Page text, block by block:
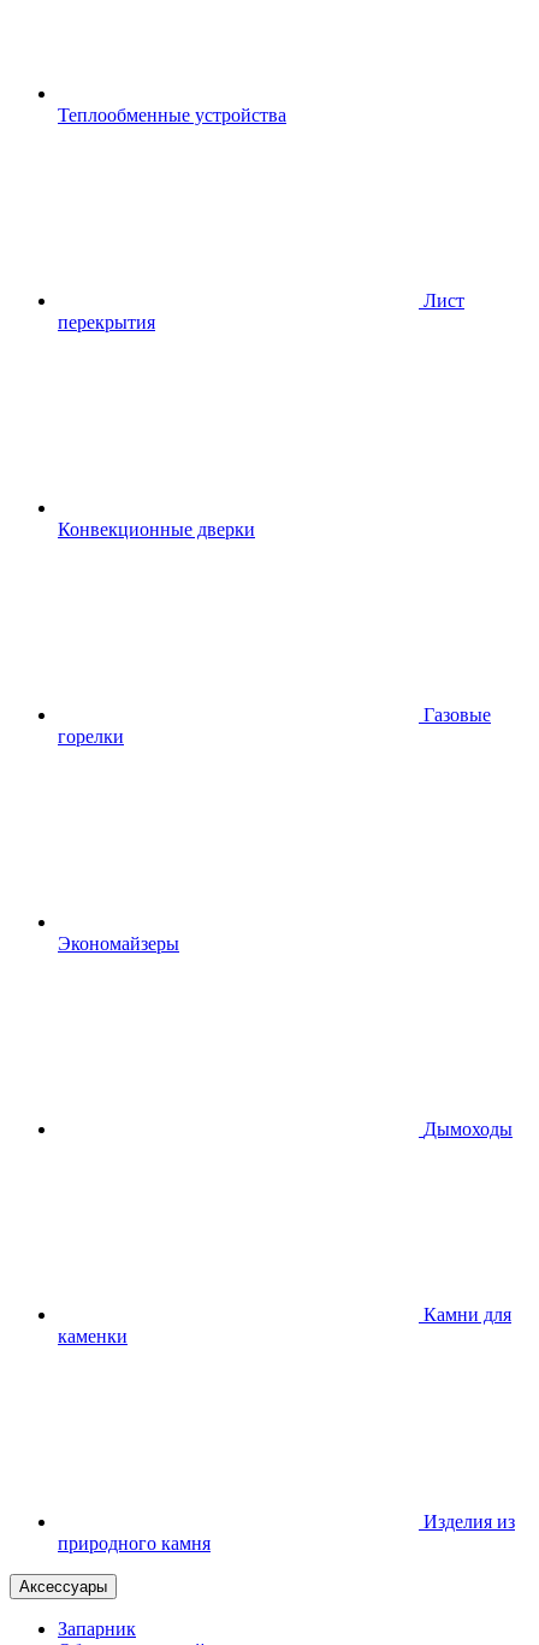
Теплообменные устройства
Лист
перекрытия
Конвекционные дверки
Газовые
горелки
Экономайзеры
Дымоходы
Камни для
каменки
Изделия из
природного камня
Аксессуары
Запарник